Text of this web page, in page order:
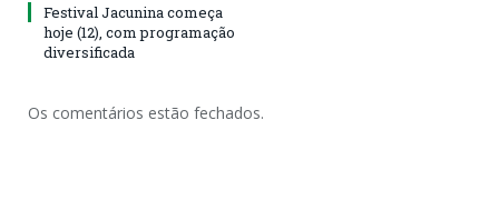
Festival Jacunina começa
hoje (12), com programação
diversificada
Os comentários estão fechados.